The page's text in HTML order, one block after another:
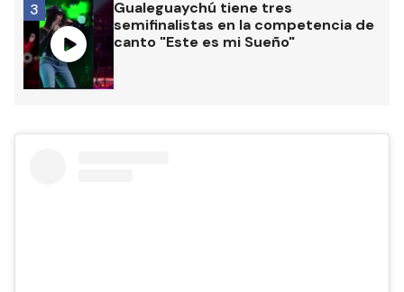
Gualeguaychú tiene tres
semifinalistas en la competencia de
canto "Este es mi Sueño"
3